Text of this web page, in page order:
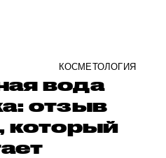
КОСМЕТОЛОГИЯ
вода
отзыв
который